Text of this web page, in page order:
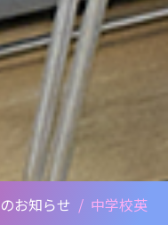
お知らせ / 中学校英